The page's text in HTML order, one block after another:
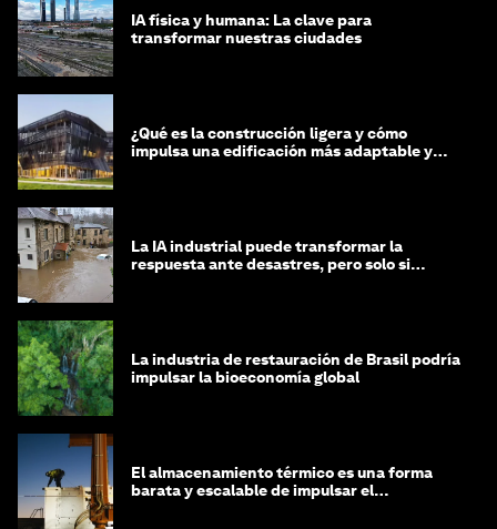
IA física y humana: La clave para
transformar nuestras ciudades
¿Qué es la construcción ligera y cómo
impulsa una edificación más adaptable y
La IA industrial puede transformar la
respuesta ante desastres, pero solo si
La industria de restauración de Brasil podría
impulsar la bioeconomía global
El almacenamiento térmico es una forma
barata y escalable de impulsar el